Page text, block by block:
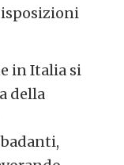
in Italia si
della